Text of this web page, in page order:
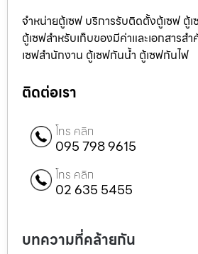
จำหน่ายตู้เซฟ บริการรับติดตั้งตู้เซฟ ตู้
ตู้เซฟสำหรับเก็บของมีค่าและเอกสารส
เซฟสำนักงาน ตู้เซฟกันน้ำ ตู้เซฟกันไฟ
ติดต่อเรา
โทร คลิก
095 798 9615
โทร คลิก
02 635 5455
บทความที่คล้ายกัน